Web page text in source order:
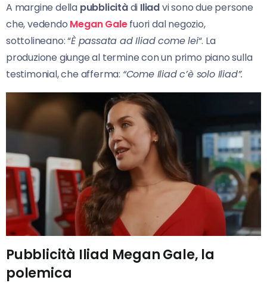
A margine della pubblicitàdi Iliadvi sono due persone
che, vedendo Megan Galefuori dal negozio,
sottolineano: “È passata ad Iliad come lei“. La
produzione giunge al termine con un primo piano sulla
testimonial, che afferma: “Come Iliad c’è solo Iliad”.
Pubblicità Iliad Megan Gale, la
polemica